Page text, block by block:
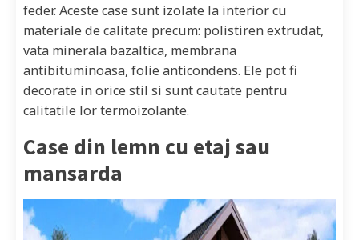
feder. Aceste case sunt izolate la interior cu
materiale de calitate precum: polistiren extrudat,
vata minerala bazaltica, membrana
antibituminoasa, folie anticondens. Ele pot fi
decorate in orice stil si sunt cautate pentru
calitatile lor termoizolante.
Case din lemn cu etaj sau
mansarda